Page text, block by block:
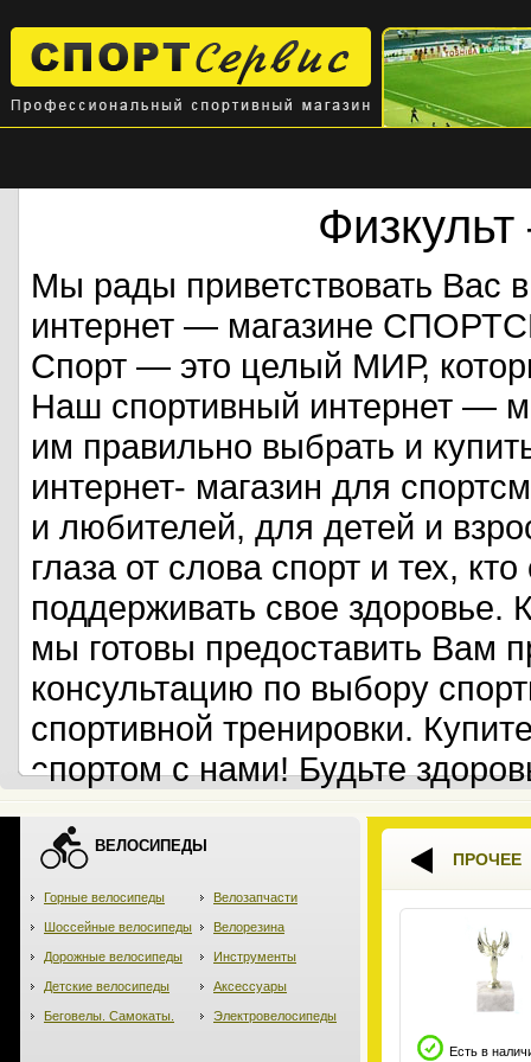
Мы рады приветствовать Вас
интернет — магазине
Спорт — это целый МИР,
Наш спортивный интернет —
им правильно выбрать и
интернет- магазин для
и любителей, для детей и
глаза от слова спорт и тех,
поддерживать свое
мы готовы предоставить Вам
консультацию по выбору
спортивной тренировки.
спортом с нами! Будьте
ВЕЛОСИПЕДЫ
Горные велосипеды
Шоссейные велосипеды
Дорожные велосипеды
Детские велосипеды
Беговелы. Самокаты.
Велозапчасти
Велорезина
Инструменты
Аксессуары
Электровелосипеды
ПРОЧЕЕ
Есть в